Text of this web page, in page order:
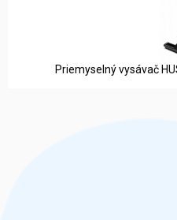
Priemyselný vysávač